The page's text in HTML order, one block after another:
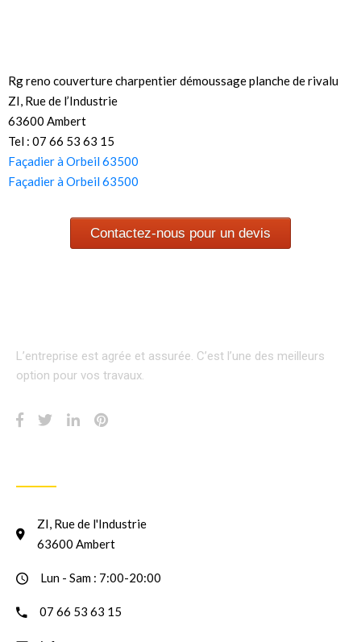
Rg reno couverture charpentier démoussage planche de rivalu
ZI, Rue de l’Industrie
63600 Ambert
Tel : 07 66 53 63 15
Façadier à Orbeil 63500
Façadier à Orbeil 63500
Contactez-nous pour un devis
L’entreprise est agrée et assurée. C’est l’une des meilleurs
option pour vos travaux.
ZI, Rue de l'Industrie
63600 Ambert
Lun - Sam : 7:00-20:00
07 66 53 63 15